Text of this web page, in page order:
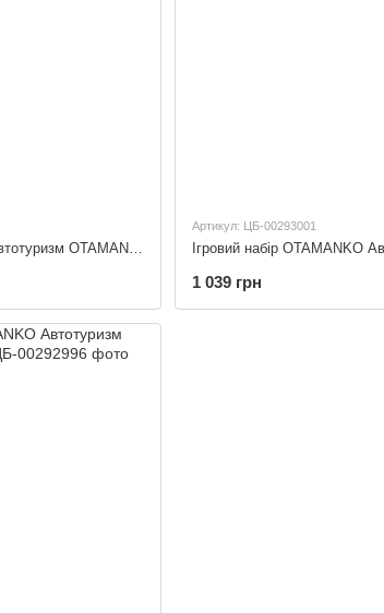
Артикул: ЦБ-00293001
1 039 грн